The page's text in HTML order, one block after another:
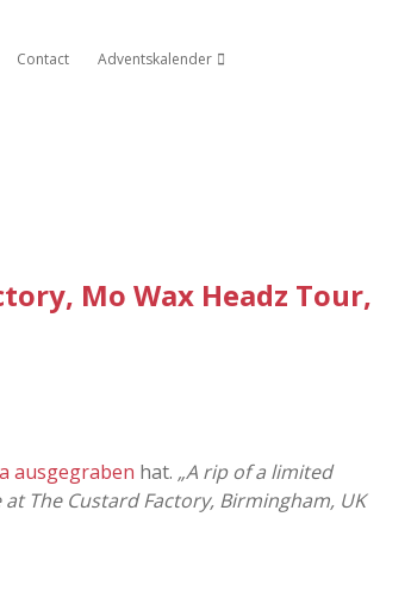
Contact Adventskalender Dropdown-Menü öffnen
Mo Wax Headz Tour,
ausgegraben hat. „A rip of a limited
The Custard Factory, Birmingham, UK